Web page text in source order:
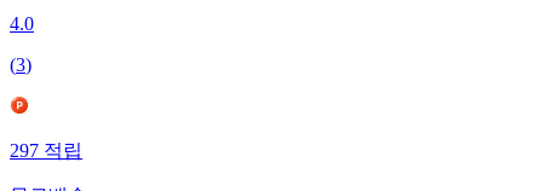
4.0
(3)
297적립